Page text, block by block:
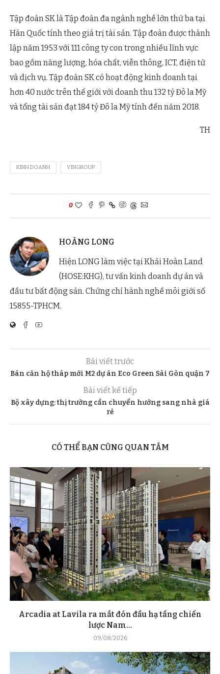
Tập đoàn SK là Tập đoàn đa ngành nghề lớn thứ ba tại
Hàn Quốc tính theo giá trị tài sản. Tập đoàn được thành
lập năm 1953 với 111 công ty con trong nhiều lĩnh vực
bao gồm năng lượng, hóa chất, viễn thông, ICT, điện tử
và dịch vụ. Tập đoàn SK có hoạt động kinh doanh tại
hơn 40 nước trên thế giới với doanh thu 132 tỷ Đô la Mỹ
và tổng tài sản đạt 184 tỷ Đô la Mỹ tính đến năm 2018.
TH
KINH DOANH VINGROUP
0
HOÀNG LONG
Hiện LONG làm việc tại Khải Hoàn Land
(HOSE:KHG), tư vấn kinh doanh dự án và
đầu tư bất động sản. Chứng chỉ hành nghề môi giới số
15855-TPHCM.
Bài viết trước
Bán căn hộ tháp mới M2 dự án Eco Green Sài Gòn quận 7
Bài viết kế tiếp
Bộ xây dựng: thị trường cần chuyển hướng sang nhà giá
rẻ
CÓ THỂ BẠN CŨNG QUAN TÂM
Arcadia at Lavila ra mắt đón đầu hạ tầng chiến
lược Nam...
09/08/2026